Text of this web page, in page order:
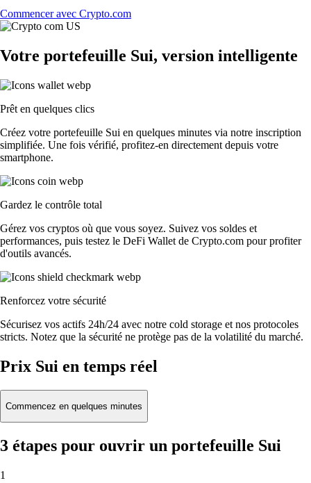
Commencer avec Crypto.com
Votre portefeuille Sui, version intelligente
Prêt en quelques clics
Créez votre portefeuille Sui en quelques minutes via notre inscription
simplifiée. Une fois vérifié, profitez-en directement depuis votre
smartphone.
Gardez le contrôle total
Gérez vos cryptos où que vous soyez. Suivez vos soldes et
performances, puis testez le DeFi Wallet de Crypto.com pour profiter
d'outils avancés.
Renforcez votre sécurité
Sécurisez vos actifs 24h/24 avec notre cold storage et nos protocoles
stricts. Notez que la sécurité ne protège pas de la volatilité du marché.
Prix Sui en temps réel
Commencez en quelques minutes
3 étapes pour ouvrir un portefeuille Sui
1